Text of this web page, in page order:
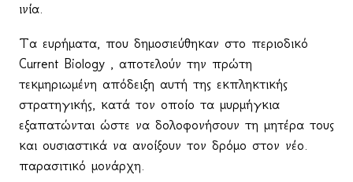
ινία.
Τα ευρήματα, που δημοσιεύθηκαν στο περιοδικό
Current Biology , αποτελούν την πρώτη
τεκμηριωμένη απόδειξη αυτή της εκπληκτικής
στρατηγικής, κατά τον οποίο τα μυρμήγκια
εξαπατώνται ώστε να δολοφονήσουν τη μητέρα τους
και ουσιαστικά να ανοίξουν τον δρόμο στον νέο.
παρασιτικό μονάρχη.